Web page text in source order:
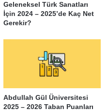
Geleneksel Türk Sanatları
İçin 2024 – 2025’de Kaç Net
Gerekir?
Abdullah Gül Üniversitesi
2025 – 2026 Taban Puanları